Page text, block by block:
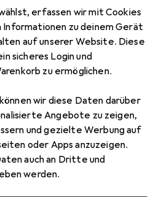
erfassen wir mit Cookies
Informationen zu deinem Gerät
auf unserer Website. Diese
sicheres Login und
zu ermöglichen.
wir diese Daten darüber
Angebote zu zeigen,
und gezielte Werbung auf
oder Apps anzuzeigen.
auch an Dritte und
werden.
Anja
x 140 cm